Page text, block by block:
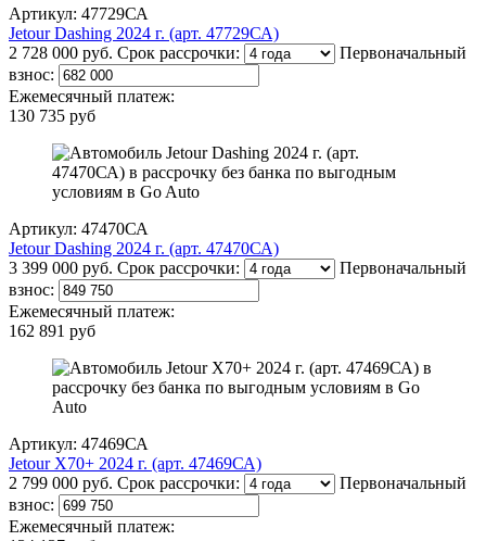
Артикул: 47729СА
Jetour Dashing 2024 г. (арт. 47729СА)
2 728 000 руб. Срок рассрочки:
Первоначальный
взнос:
Ежемесячный платеж:
130 735 руб
Артикул: 47470СА
Jetour Dashing 2024 г. (арт. 47470СА)
3 399 000 руб. Срок рассрочки:
Первоначальный
взнос:
Ежемесячный платеж:
162 891 руб
Артикул: 47469СА
Jetour X70+ 2024 г. (арт. 47469СА)
2 799 000 руб. Срок рассрочки:
Первоначальный
взнос:
Ежемесячный платеж: